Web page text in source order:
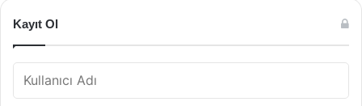
Kayıt Ol